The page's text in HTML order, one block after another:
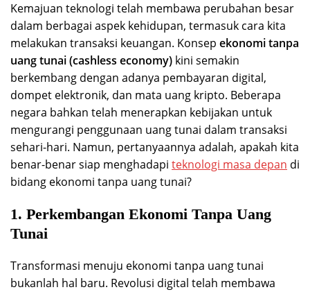
Kemajuan teknologi telah membawa perubahan besar
dalam berbagai aspek kehidupan, termasuk cara kita
melakukan transaksi keuangan. Konsep ekonomi tanpa
uang tunai (cashless economy) kini semakin
berkembang dengan adanya pembayaran digital,
dompet elektronik, dan mata uang kripto. Beberapa
negara bahkan telah menerapkan kebijakan untuk
mengurangi penggunaan uang tunai dalam transaksi
sehari-hari. Namun, pertanyaannya adalah, apakah kita
benar-benar siap menghadapi teknologi masa depan di
bidang ekonomi tanpa uang tunai?
1. Perkembangan Ekonomi Tanpa Uang
Tunai
Transformasi menuju ekonomi tanpa uang tunai
bukanlah hal baru. Revolusi digital telah membawa